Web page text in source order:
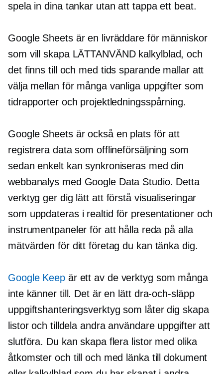
spela in dina tankar utan att tappa ett beat.
Google Sheets är en livräddare för människor
som vill skapa LÄTTANVÄNDkalkylblad, och
det finns till och med tids sparandemallar att
välja mellan för många vanliga uppgifter som
tidrapporter och projektledningsspårning.
Google Sheets är också en plats för att
registrera data som offlineförsäljning som
sedan enkelt kan synkroniseras med din
webbanalys med Google Data Studio. Detta
verktyg ger dig lätt att förståvisualiseringar
som uppdateras i realtid för presentationer och
instrumentpaneler för att hålla reda på alla
mätvärden för ditt företag du kan tänka dig.
Google Keepär ett av de verktyg som många
inte känner till. Det är en lätt dra-och-släpp
uppgiftshanteringsverktyg som låter dig skapa
listor och tilldela andra användare uppgifter att
slutföra. Du kan skapa flera listor med olika
åtkomster och till och med länka till dokument